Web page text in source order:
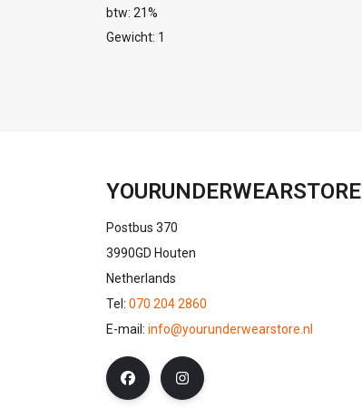
btw: 21%
Gewicht: 1
YOURUNDERWEARSTORE
Postbus 370
3990GD Houten
Netherlands
Tel: 070 204 2860
E-mail: info@yourunderwearstore.nl